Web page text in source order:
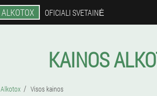
ALKOTOX OFICIALI SVETAINĖ
KAINOS
Alkotox Visos kainos